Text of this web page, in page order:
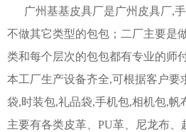
广州基基皮具厂是广州皮具厂,手
不做其它类型的包包；二厂主要是
类和每个层次的包包都有专业的师
本工厂生产设备齐全,可根据客户要
袋,时装包,礼品袋,手机包,相机包,
主要有各类皮革、PU革、尼龙布